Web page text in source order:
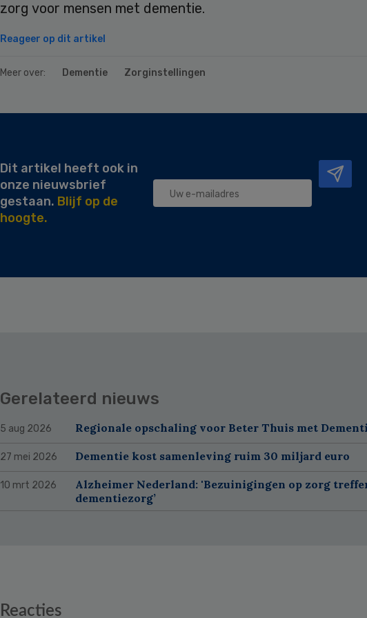
zorg voor mensen met dementie.
Reageer op dit artikel
Meer over: Dementie Zorginstellingen
Dit artikel heeft ook in
onze nieuwsbrief
gestaan. Blijf op de
hoogte.
Gerelateerd nieuws
5 aug 2026 Regionale opschaling voor Beter Thuis met
27 mei 2026 Dementie kost samenleving ruim 30 miljard euro
10 mrt 2026
Alzheimer Nederland: 'Bezuinigingen op zorg
dementiezorg’
Reacties